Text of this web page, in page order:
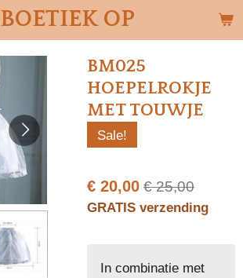
BOETIEK OP
BM025
HOEPELROKJE
MET TOUWJE
Sale!
€ 20,00 € 25,00
GRATIS verzending
In combinatie met